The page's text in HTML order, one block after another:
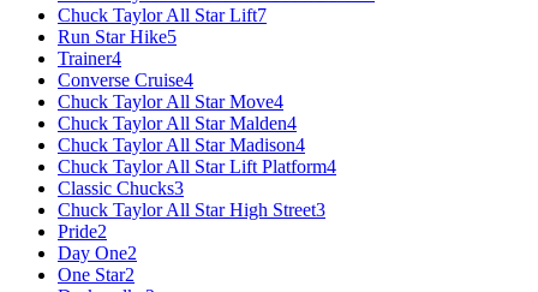
Chuck Taylor All Star Lift7
Run Star Hike5
Trainer4
Converse Cruise4
Chuck Taylor All Star Move4
Chuck Taylor All Star Malden4
Chuck Taylor All Star Madison4
Chuck Taylor All Star Lift Platform4
Classic Chucks3
Chuck Taylor All Star High Street3
Pride2
Day One2
One Star2